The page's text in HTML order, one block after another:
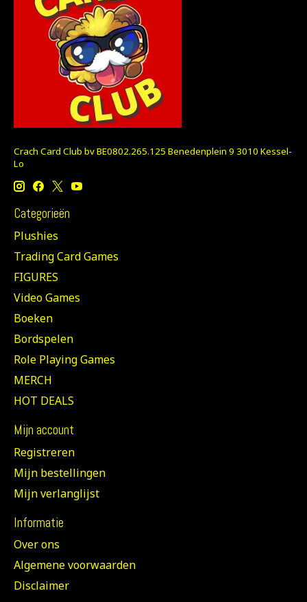
Crach Card Club bv BE0802.265.125 Benedenplein 9 3010 Kessel-
Lo
Categorieën
Plushies
Trading Card Games
FIGURES
Video Games
Boeken
Bordspelen
Role Playing Games
MERCH
HOT DEALS
Mijn account
Registreren
Mijn bestellingen
Mijn verlanglijst
Informatie
Over ons
Algemene voorwaarden
Disclaimer